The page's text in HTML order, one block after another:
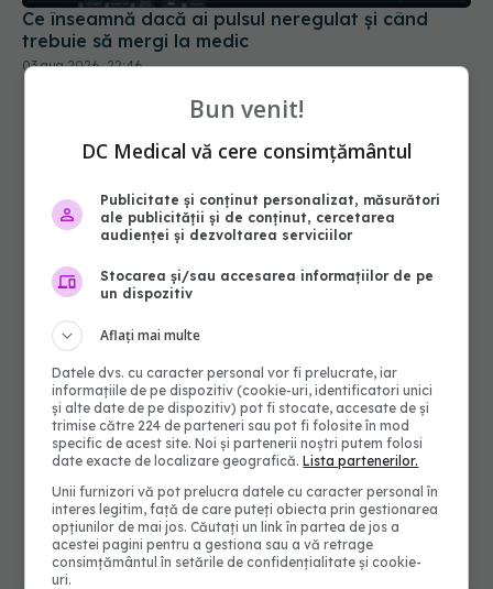
Bun venit!
DC Medical vă cere consimțământul
Publicitate și conținut personalizat, măsurători
ale publicității și de conținut, cercetarea
audienței și dezvoltarea serviciilor
Stocarea și/sau accesarea informațiilor de pe
un dispozitiv
Aflați mai multe
Datele dvs. cu caracter personal vor fi prelucrate, iar
informațiile de pe dispozitiv (cookie-uri, identificatori unici
și alte date de pe dispozitiv) pot fi stocate, accesate de și
trimise către 224 de parteneri sau pot fi folosite în mod
specific de acest site. Noi și partenerii noștri putem folosi
date exacte de localizare geografică.Lista partenerilor.
Unii furnizori vă pot prelucra datele cu caracter personal în
interes legitim, față de care puteți obiecta prin gestionarea
opțiunilor de mai jos. Căutați un link în partea de jos a
acestei pagini pentru a gestiona sau a vă retrage
consimțământul în setările de confidențialitate și cookie-
uri.